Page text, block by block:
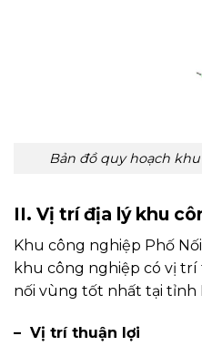
Bản đồ quy hoạch
II. Vị trí địa lý khu
Khu công nghiệp Phố
khu công nghiệp có vị
nối vùng tốt nhất tại tỉnh
– Vị trí thuận lợi